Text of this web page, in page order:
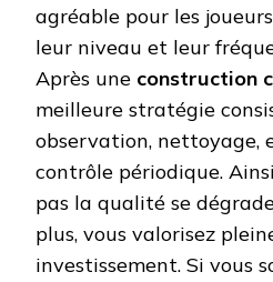
agréable pour les
leur niveau et leur
Après une construction
meilleure stratégie
observation, nettoyage,
contrôle périodique.
pas la qualité se
plus, vous valorisez
investissement. Si vous